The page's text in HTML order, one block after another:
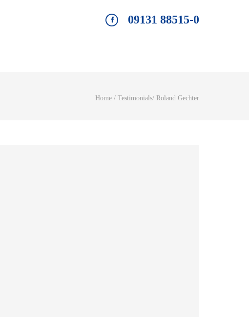
09131 88515-0
Home / Testimonials/ Roland Gechter